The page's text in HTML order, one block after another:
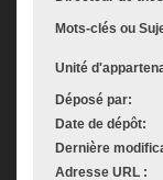
Mots-clés ou
Unité
Déposé par:
Date de dépôt:
Dernière
Adresse URL :